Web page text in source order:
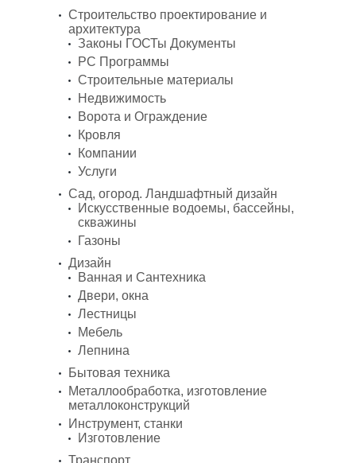
Строительство проектирование и
архитектура
Законы ГОСТы Документы
PC Программы
Строительные материалы
Недвижимость
Ворота и Ограждение
Кровля
Компании
Услуги
Сад, огород. Ландшафтный дизайн
Искусственные водоемы, бассейны,
скважины
Газоны
Дизайн
Ванная и Сантехника
Двери, окна
Лестницы
Мебель
Лепнина
Бытовая техника
Металлообработка, изготовление
металлоконструкций
Инструмент, станки
Изготовление
Транспорт